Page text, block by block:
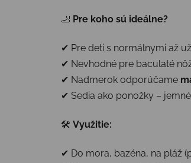
🦶 Pre koho sú ideálne?
✔ Pre deti s normálnymi až
✔ Nevhodné pre baculaté
✔ Nadmerok odporúčame
✔ Sedia ako ponožky –
🛠 Využitie:
✔ Do mora, bazéna, na pláž